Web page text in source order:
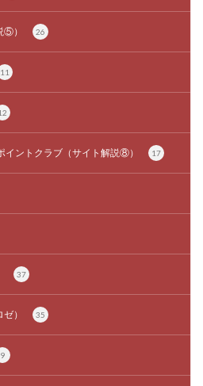
⑤） 26
11
イントクラブ（サイト解説⑧） 17
37
） 35
9